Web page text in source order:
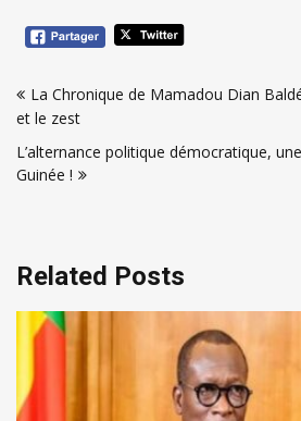
de
l’article
La Chronique de Mamadou Dian
et le zest
L’alternance politique démocratique,
Guinée !
Related Posts